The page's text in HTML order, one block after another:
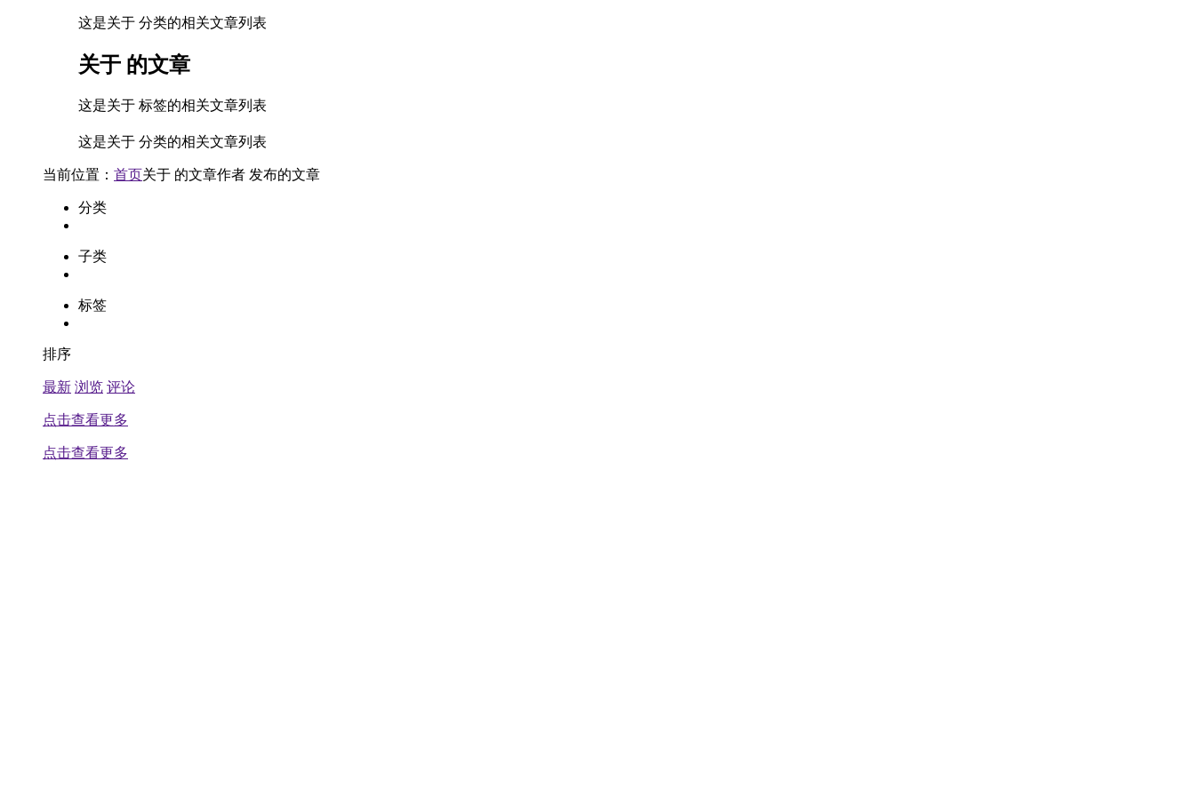
这是关于 分类的相关文章列表
关于 的文章
这是关于 标签的相关文章列表
这是关于 分类的相关文章列表
当前位置： 首页关于 的文章作者 发布的文章
分类
子类
标签
排序
最新 浏览 评论
点击查看更多
点击查看更多